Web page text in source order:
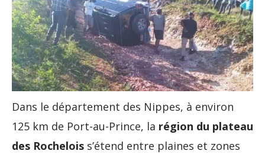
Dans le département des Nippes, à environ
125 km de Port-au-Prince, la région du plateau
des Rochelois s’étend entre plaines et zones